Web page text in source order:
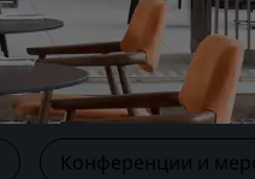
Конференции и